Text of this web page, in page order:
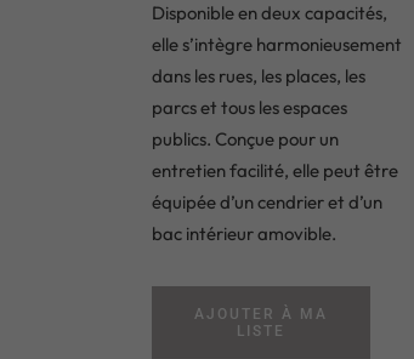
Disponible en deux capacités,
elle s’intègre harmonieusement
dans les rues, les places, les
parcs et tous les espaces
publics. Conçue pour un
entretien facilité, elle peut être
équipée d’un cendrier et d’un
bac intérieur amovible.
AJOUTER À MA
LISTE